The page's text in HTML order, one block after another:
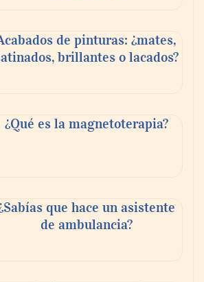
talento mexicano y
médico
de pinturas: ¿mates,
brillantes o lacados?
¿Qué es la magnetoterapia?
que hace un asistente
de ambulancia?